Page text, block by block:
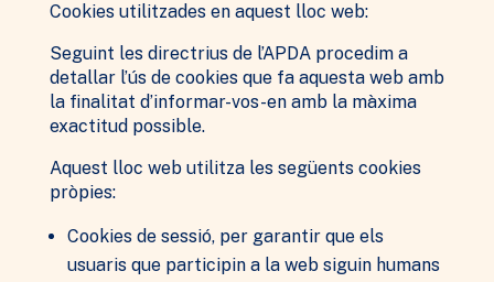
Cookies utilitzades en aquest lloc web:
Seguint les directrius de l’APDA procedim a
detallar l’ús de cookies que fa aquesta web amb
la finalitat d’informar-vos-en amb la màxima
exactitud possible.
Aquest lloc web utilitza les següents cookies
pròpies:
Cookies de sessió, per garantir que els
usuaris que participin a la web siguin humans
Necessàries
"Aquestes
galetes no
són
opcionals.
necessàries
perquè el lloc
correctament.